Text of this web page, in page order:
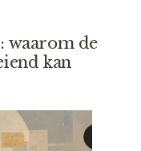
waarom de
kan